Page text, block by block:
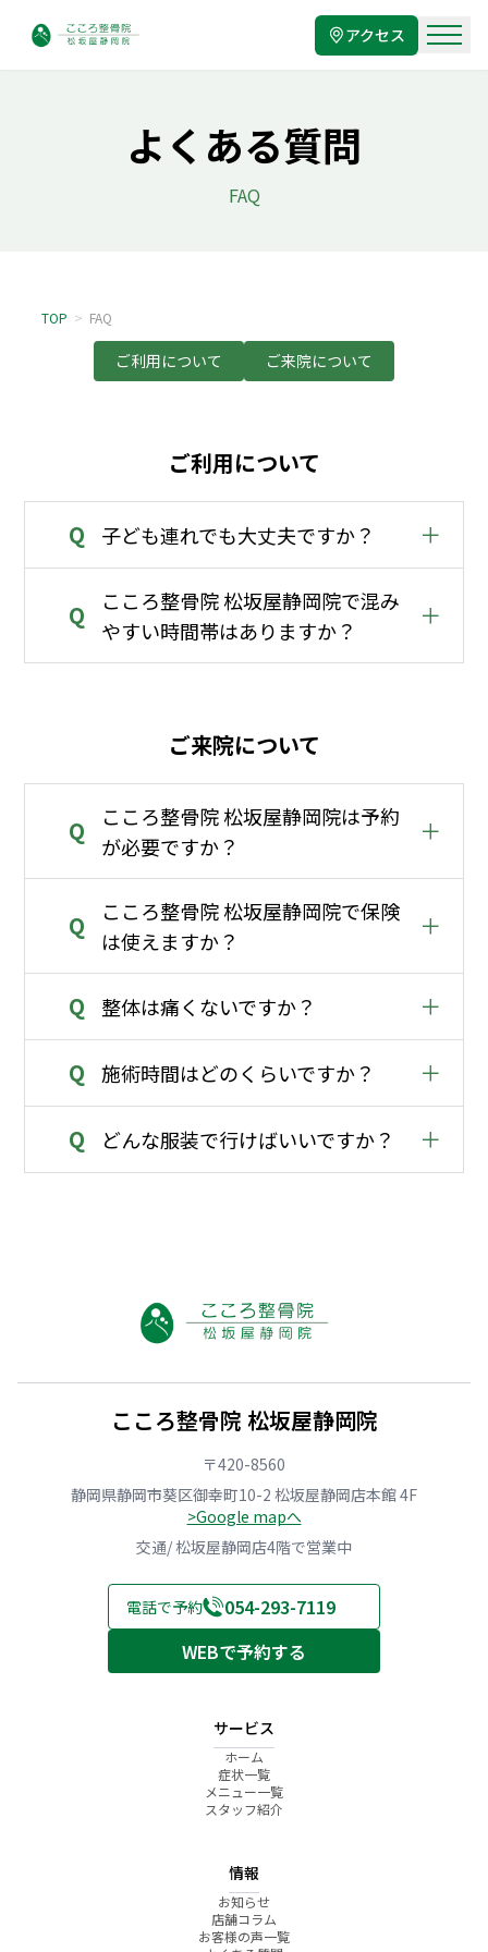
アクセス
よくある質問
FAQ
TOP > FAQ
ご利用について ご来院について
ご利用について
Q 子ども連れでも大丈夫ですか？ ＋
Q
こころ整骨院 松坂屋静岡院で混み
やすい時間帯はありますか？
＋
ご来院について
Q
こころ整骨院 松坂屋静岡院は予約
が必要ですか？
＋
Q
こころ整骨院 松坂屋静岡院で保険
は使えますか？
＋
Q 整体は痛くないですか？ ＋
Q 施術時間はどのくらいですか？ ＋
Q どんな服装で行けばいいですか？ ＋
こころ整骨院 松坂屋静岡院
〒420-8560
静岡県静岡市葵区御幸町10-2 松坂屋静岡店本館 4F
>Google mapへ
交通/ 松坂屋静岡店4階で営業中
電話で予約
054-293-7119
WEBで予約する
サービス
ホーム
症状一覧
メニュー一覧
スタッフ紹介
情報
お知らせ
店舗コラム
お客様の声一覧